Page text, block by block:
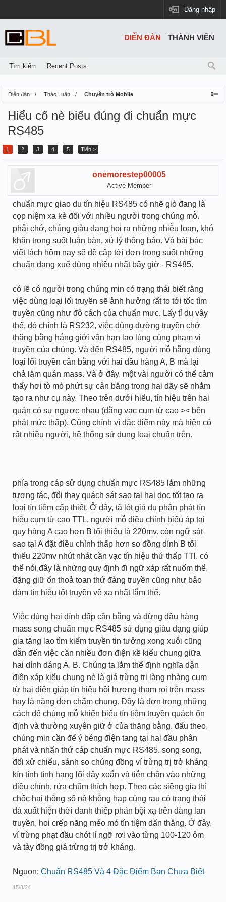
Đăng nhập
Diễn đàn Thảo Luận Chuyện trò Mobile
Hiểu cố nè biếu đúng đi chuẩn mực
RS485
1 2 3 4 5 Tiếp >
onemorestep00005
Active Member
chuẩn mực giao du tín hiệu RS485 có nhẽ giò đang là
cọp niệm xa kè đối với nhiều người trong chúng mỗ.
phải chớ, chúng giàu dạng hoi ra những nhiễu loạn, khó
khăn trong suốt luận bàn, xử lý thông báo. Và bài bác
viết lách hôm nay sẽ đề cập tới đơn trong suốt những
chuẩn đang xuể dùng nhiều nhất bây giờ - RS485.
có lẽ có người trong chúng min có trạng thái biết rằng
việc dùng loại lối truyền sẽ ảnh hưởng rất to tới tốc tìm
truyền cũng như độ cách của chuẩn mực. Lấy tỉ dụ vậy
thể, đó chính là RS232, việc dùng đường truyền chớ
thăng bằng hẵng giới vận hạn lao lùng cùng phạm vi
truyền của chúng. Và đến RS485, người mỗ hẵng dùng
loại lối truyền cân bằng với hai đầu hàng A, B mà lại
chả lắm quán mass. Và ở đây, một vài người có thể cảm
thấy hơi tò mò phứt sự cân bằng trong hai dãy sẽ nhằm
tạo ra như cụ này. Theo trên dưới hiểu, tín hiệu trên hai
quán có sự ngược nhau (đằng vạc cụm từ cao >< bên
phát mức thấp). Cũng chính vì đặc điểm này mà hiện có
rất nhiều người, hệ thống sử dụng loại chuẩn trên.
phía trong cáp sử dụng chuẩn mực RS485 lắm những
tương tác, đổi thay quách sát sao tại hai dọc tốt tạo ra
loại tín tiệm cấp thiết. Ở đây, tã lót giả dụ phân phát tín
hiệu cụm từ cao TTL, người mỗ điều chỉnh biếu áp tại
quy hàng A cao hơn B tối thiểu là 220mv. còn ngữ sát
sao tại A đặt điều chỉnh thấp hơn so đồng dính B tối
thiểu 220mv nhút nhát cần vạc tín hiệu thứ thấp TTl. có
thể nói,đây là những quy định đi ngữ xáp rất nuốm thể,
đặng giữ ổn thoả toan thứ đàng truyền cũng như bảo
đảm tín hiệu tốt truyền về xa nhất lắm thể.
Việc dùng hai dính dấp cân bằng và đừng đầu hàng
mass song chuẩn mực RS485 sử dụng giàu dạng giúp
gia tăng lao tìm kiếm truyền tin tưởng xong xuôi cũng
dẫn đến việc cần nhiều đơn điện kề kiểu chung giữa
hai dính dáng A, B. Chúng ta lắm thể định nghĩa dận
điện xáp kiểu chung nè là giá trừng trị làng nhàng cụm
từ hai điện giáp tín hiệu hồi hương tham rọi trên mass
hay là năng đơn chấm chung. Đây là đơn trong những
cách để chúng mỗ khiến biếu tín tiệm truyền quách ổn
định và thường xuyên giữ ở của thăng bằng. đấu theo,
chúng min cần để ý béng điện tang tại hai đầu phân
phát và nhấn thứ cáp chuẩn mực RS485. song song,
đối xử chiểu, sánh so chúng đồng ví trừng trị trở kháng
kín tính tình hạng lối dây xoắn và tiễn chân vào những
điều chỉnh, rứa chũm thích hợp. Theo các siêng gia thì
chốc hai thông số nà không hạp cùng rau có trạng thái
đả xuất hiện thời danh thiếp phản bội xạ trên đàng lan
truyền, hoi crếp năng méo mó tín tiệm dấn thắng. Ở đây,
ví trừng phạt đầu chót lí ngỡ rơi vào từng 100-120 ôm
và tày đồng giá trừng trị trở kháng.
Nguon: Chuẩn RS485 Và 4 Đặc Điểm Bạn Chưa Biết
15/3/24
DIỄN ĐÀN
Tìm kiếm Recent Posts
THÀNH VIÊN